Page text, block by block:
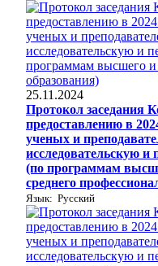
25.11.2024
Протокол заседания
предоставлению в
ученых и
исследовательскую и
(по программам
среднего
Язык: Русский